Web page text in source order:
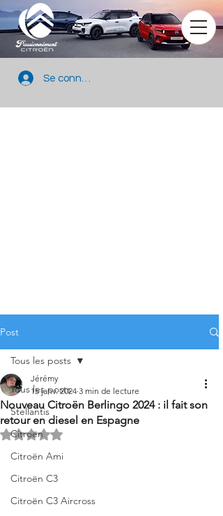
Se connecter
Post
Tous les posts
Stellantis
Citroën
Citroën Ami
Citroën C3
Citroën C3 Aircross
Tous les posts
Nouveau Citroën Berlingo 2024 : il fait son
retour en diesel en Espagne
Jérémy
15 janv. 2024 3 min de lecture
Noté NaN étoiles sur 5.